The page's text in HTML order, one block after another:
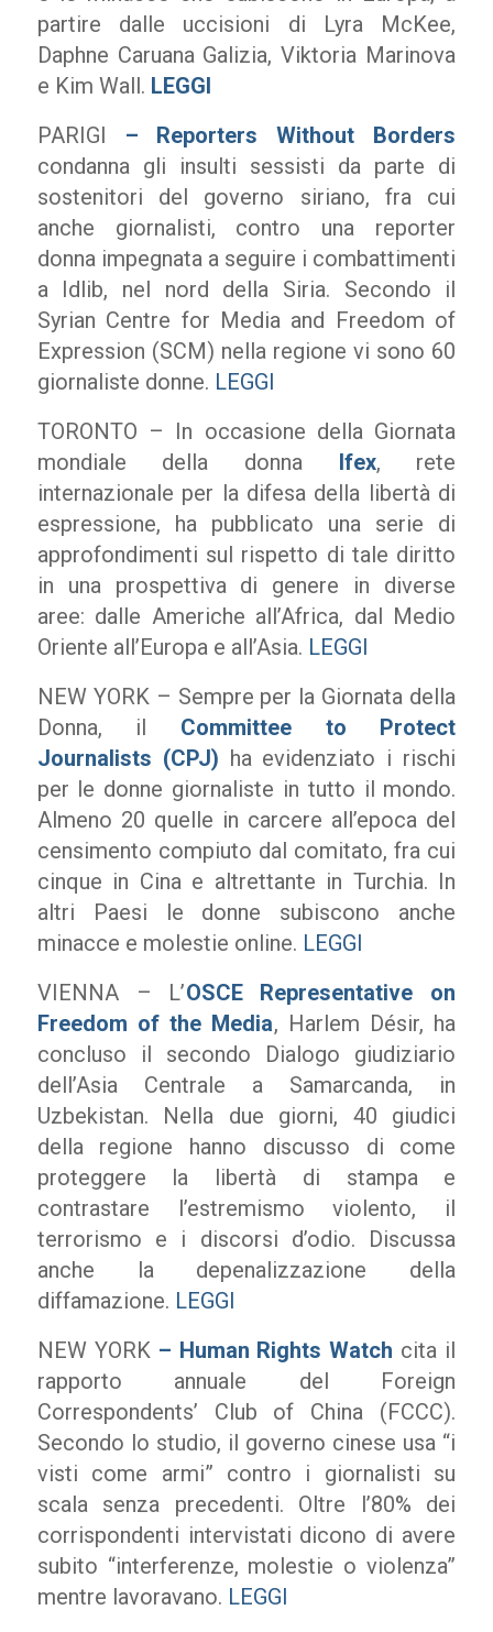
partire dalle uccisioni di Lyra McKee,
Daphne Caruana Galizia, Viktoria Marinova
e Kim Wall. LEGGI
PARIGI – Reporters Without Borders
condanna gli insulti sessisti da parte di
sostenitori del governo siriano, fra cui
anche giornalisti, contro una reporter
donna impegnata a seguire i combattimenti
a Idlib, nel nord della Siria. Secondo il
Syrian Centre for Media and Freedom of
Expression (SCM) nella regione vi sono 60
giornaliste donne. LEGGI
TORONTO – In occasione della Giornata
mondiale della donna Ifex, rete
internazionale per la difesa della libertà di
espressione, ha pubblicato una serie di
approfondimenti sul rispetto di tale diritto
in una prospettiva di genere in diverse
aree: dalle Americhe all’Africa, dal Medio
Oriente all’Europa e all’Asia. LEGGI
NEW YORK – Sempre per la Giornata della
Donna, il Committee to Protect
Journalists (CPJ) ha evidenziato i rischi
per le donne giornaliste in tutto il mondo.
Almeno 20 quelle in carcere all’epoca del
censimento compiuto dal comitato, fra cui
cinque in Cina e altrettante in Turchia. In
altri Paesi le donne subiscono anche
minacce e molestie online. LEGGI
VIENNA – L’OSCE Representative on
Freedom of the Media, Harlem Désir, ha
concluso il secondo Dialogo giudiziario
dell’Asia Centrale a Samarcanda, in
Uzbekistan. Nella due giorni, 40 giudici
della regione hanno discusso di come
proteggere la libertà di stampa e
contrastare l’estremismo violento, il
terrorismo e i discorsi d’odio. Discussa
anche la depenalizzazione della
diffamazione. LEGGI
NEW YORK– Human Rights Watch cita il
rapporto annuale del Foreign
Correspondents’ Club of China (FCCC).
Secondo lo studio, il governo cinese usa “i
visti come armi” contro i giornalisti su
scala senza precedenti. Oltre l’80% dei
corrispondenti intervistati dicono di avere
subito “interferenze, molestie o violenza”
mentre lavoravano. LEGGI